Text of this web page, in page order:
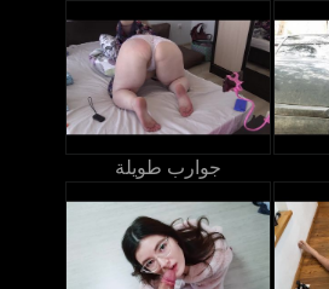
جوارب طويلة